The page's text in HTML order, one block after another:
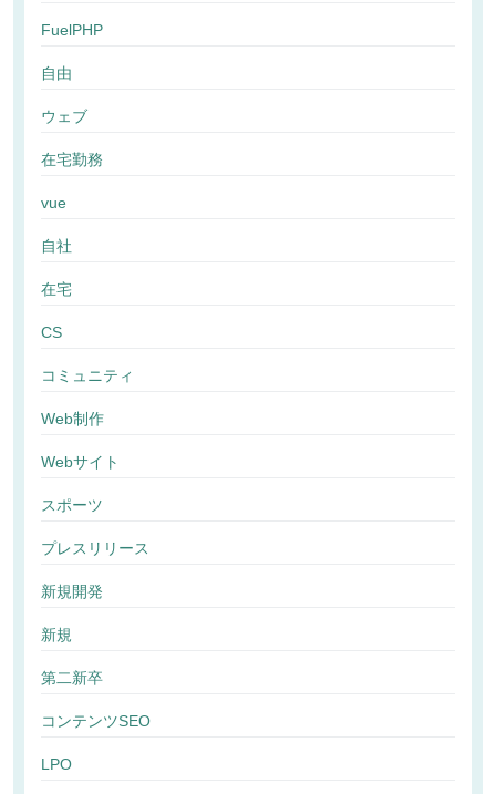
FuelPHP
自由
ウェブ
在宅勤務
vue
自社
在宅
CS
コミュニティ
Web制作
Webサイト
スポーツ
プレスリリース
新規開発
新規
第二新卒
コンテンツSEO
LPO